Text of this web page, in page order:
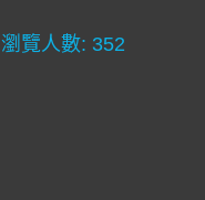
瀏覽人數: 352